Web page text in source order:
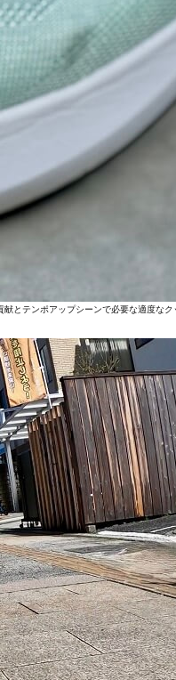
とテンポアップシーンで必要な適度なク